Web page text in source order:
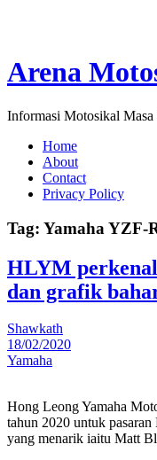
Arena
Informasi Motosikal
Home
About
Contact
Privacy Policy
Tag: Yamaha YZF-
HLYM perkenal
dan grafik
Shawkath
18/02/2020
Yamaha
Hong Leong Yamaha
tahun 2020 untuk
yang menarik iaitu Matt